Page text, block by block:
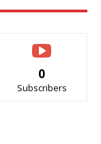
0
Subscribers